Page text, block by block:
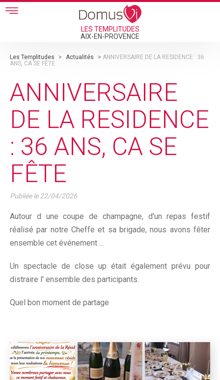
Skip to main content
LES TEMPLITUDES
AIX-EN-PROVENCE
Les Templitudes > Actualités > ANNIVERSAIRE DE LA RESIDENCE : 36
ANS, CA SE FÊTE
ANNIVERSAIRE
DE LA RESIDENCE
: 36 ANS, CA SE
FÊTE
Publiée le22/04/2026
Autour d une coupe de champagne, d'un repas festif
réalisé par notre Cheffe et sa brigade, nous avons fêter
ensemble cet événement ...
Un spectacle de close up était également prévu pour
distraire l' ensemble des participants.
Quel bon moment de partage